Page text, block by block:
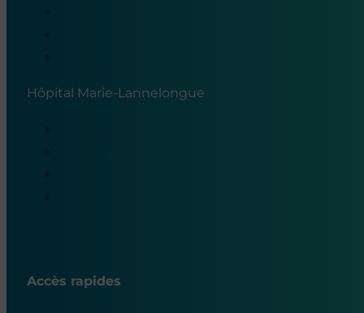
Hôpital Marie-Lannelongue
Accès rapides